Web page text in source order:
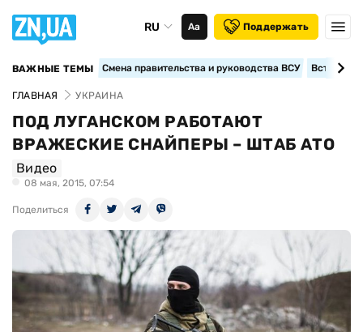
RU Аа Поддержать
ВАЖНЫЕ ТЕМЫ Смена правительства и руководства ВСУ
ГЛАВНАЯ УКРАИНА
ПОД ЛУГАНСКОМ РАБОТАЮТ
ВРАЖЕСКИЕ СНАЙПЕРЫ – ШТАБ АТО
Видео
08 мая, 2015, 07:54
Поделиться